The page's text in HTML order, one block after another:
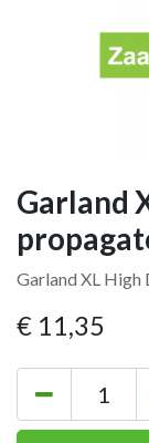
Garland
Garland XL
€ 11,35